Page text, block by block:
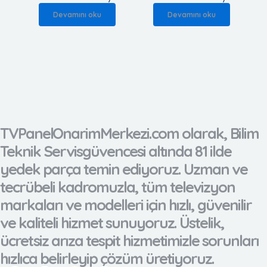
Devamını oku Devamını oku
TVPanelOnarimMerkezi.com olarak, Bilim
Teknik Servisgüvencesi altında 81 ilde
yedek parça temin ediyoruz. Uzman ve
tecrübeli kadromuzla, tüm televizyon
markaları ve modelleri için hızlı, güvenilir
ve kaliteli hizmet sunuyoruz. Üstelik,
ücretsiz arıza tespit hizmetimizle sorunları
hızlıca belirleyip çözüm üretiyoruz.